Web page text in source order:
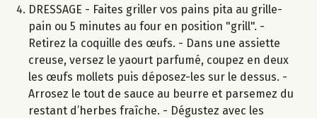
DRESSAGE - Faites griller vos pains pita au grille-
pain ou 5 minutes au four en position "grill". -
Retirez la coquille des œufs. - Dans une assiette
creuse, versez le yaourt parfumé, coupez en deux
les œufs mollets puis déposez-les sur le dessus. -
Arrosez le tout de sauce au beurre et parsemez du
restant d’herbes fraîche. - Dégustez avec les